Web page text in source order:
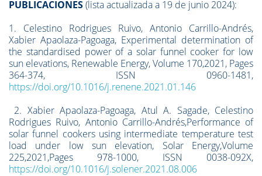
PUBLICACIONES(lista actualizada a 19 de junio 2024):
1. Celestino Rodrigues Ruivo, Antonio Carrillo-Andrés,
Xabier Apaolaza-Pagoaga, Experimental determination of
the standardised power of a solar funnel cooker for low
sun elevations, Renewable Energy, Volume 170,2021, Pages
364-374, ISSN 0960-1481,
https://doi.org/10.1016/j.renene.2021.01.146
2. Xabier Apaolaza-Pagoaga, Atul A. Sagade, Celestino
Rodrigues Ruivo, Antonio Carrillo-Andrés,Performance of
solar funnel cookers using intermediate temperature test
load under low sun elevation, Solar Energy,Volume
225,2021,Pages 978-1000, ISSN 0038-092X,
https://doi.org/10.1016/j.solener.2021.08.006